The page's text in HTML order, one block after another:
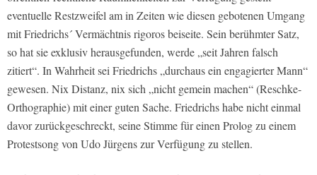
eventuelle Restzweifel am in Zeiten wie diesen gebotenen Umgang
mit Friedrichs´ Vermächtnis rigoros beiseite. Sein berühmter Satz,
so hat sie exklusiv herausgefunden, werde „seit Jahren falsch
zitiert“. In Wahrheit sei Friedrichs „durchaus ein engagierter Mann“
gewesen. Nix Distanz, nix sich „nicht gemein machen“ (Reschke-
Orthographie) mit einer guten Sache. Friedrichs habe nicht einmal
davor zurückgeschreckt, seine Stimme für einen Prolog zu einem
Protestsong von Udo Jürgens zur Verfügung zu stellen.